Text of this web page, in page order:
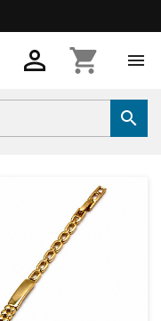
 shopping_cart 
